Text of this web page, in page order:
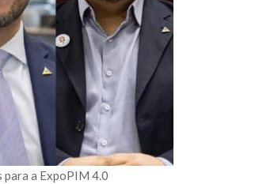
para a ExpoPIM 4.0